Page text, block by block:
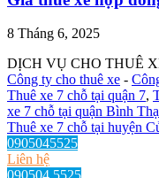
8 Tháng 6, 2025
DỊCH VỤ CHO THUÊ
Công ty cho thuê xe -
Thuê xe 7 chỗ tại quận 7,
xe 7 chỗ tại quận Bình
Thuê xe 7 chỗ tại huyện
0905045525
Liên hệ